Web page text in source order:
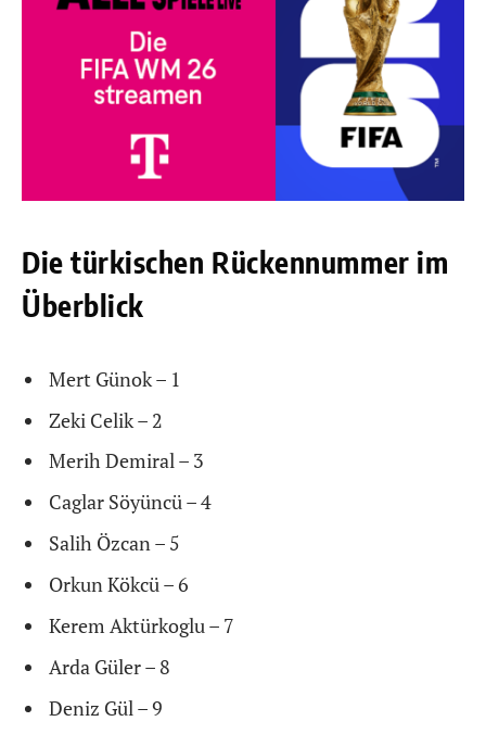
Die türkischen Rückennummer im
Überblick
Mert Günok – 1
Zeki Celik – 2
Merih Demiral – 3
Caglar Söyüncü – 4
Salih Özcan – 5
Orkun Kökcü – 6
Kerem Aktürkoglu – 7
Arda Güler – 8
Deniz Gül – 9